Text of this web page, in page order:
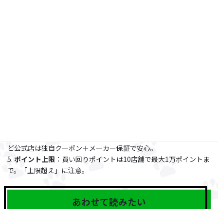
ど公式店は独自クーポン＋メーカー保証で安心。
5. ポイント上限 ：買い回りポイントは10店舗で最大1万ポイントま
で。「上限超え」に注意。
あわせて読みたい